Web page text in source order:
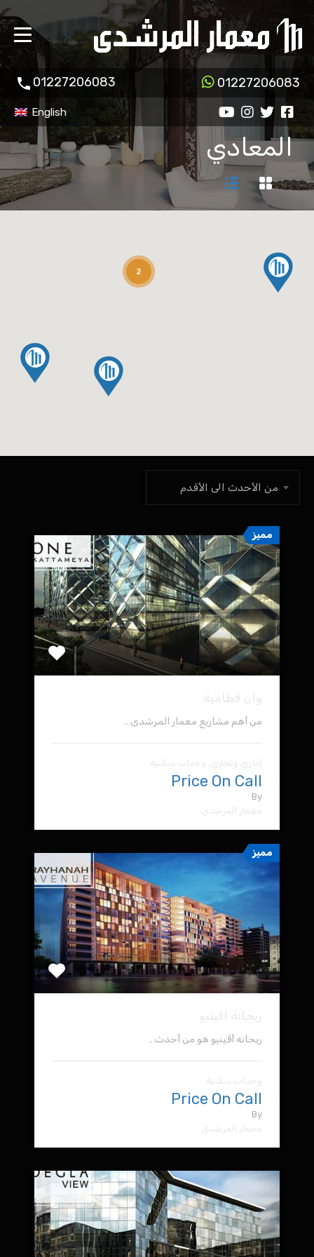
01227206083 01227206083
English
المعادي
2
من الأحدث الى الأقدم
مميز
من أهم مشاريع معمار المرشدى…
Price On Call
By
مميز
ريحانه أڤينيو هو من أحدث…
Price On Call
By